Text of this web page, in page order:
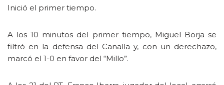
Inició el primer tiempo.
A los 10 minutos del primer tiempo, Miguel Borja se
filtró en la defensa del Canalla y, con un derechazo,
marcó el 1-0 en favor del “Millo”.